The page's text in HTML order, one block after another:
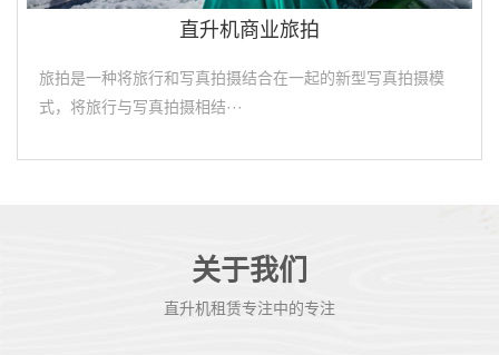
直升机商业旅拍
旅拍是一种将旅行和写真拍摄结合在一起的新型写真拍摄模
式，将旅行与写真拍摄相结···
关于我们
直升机租赁专注中的专注